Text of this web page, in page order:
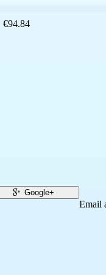
€94.84
Google+
Email